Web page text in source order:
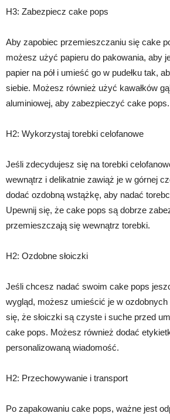
H3: Zabezpiecz cake pops
Aby zapobiec przemieszczaniu się cake
możesz użyć papieru do pakowania, aby
papier na pół i umieść go w pudełku tak,
siebie. Możesz również użyć kawałków
aluminiowej, aby zabezpieczyć cake pops.
H2: Wykorzystaj torebki celofanowe
Jeśli zdecydujesz się na torebki
wewnątrz i delikatnie zawiąż je w górnej
dodać ozdobną wstążkę, aby nadać
Upewnij się, że cake pops są dobrze
przemieszczają się wewnątrz torebki.
H2: Ozdobne słoiczki
Jeśli chcesz nadać swoim cake pops
wygląd, możesz umieścić je w ozdobnych
się, że słoiczki są czyste i suche przed
cake pops. Możesz również dodać
personalizowaną wiadomość.
H2: Przechowywanie i transport
Po zapakowaniu cake pops, ważne jest